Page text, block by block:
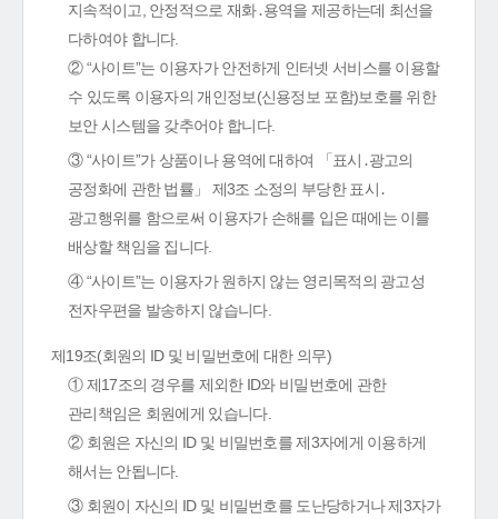
지속적이고, 안정적으로 재화․용역을 제공하는데 최선을
다하여야 합니다.
② “사이트”는 이용자가 안전하게 인터넷 서비스를 이용할
수 있도록 이용자의 개인정보(신용정보 포함)보호를 위한
보안 시스템을 갖추어야 합니다.
③ “사이트”가 상품이나 용역에 대하여 「표시․광고의
공정화에 관한 법률」 제3조 소정의 부당한 표시․
광고행위를 함으로써 이용자가 손해를 입은 때에는 이를
배상할 책임을 집니다.
④ “사이트”는 이용자가 원하지 않는 영리목적의 광고성
전자우편을 발송하지 않습니다.
제19조(회원의 ID 및 비밀번호에 대한 의무)
① 제17조의 경우를 제외한 ID와 비밀번호에 관한
관리책임은 회원에게 있습니다.
② 회원은 자신의 ID 및 비밀번호를 제3자에게 이용하게
해서는 안됩니다.
③ 회원이 자신의 ID 및 비밀번호를 도난당하거나 제3자가